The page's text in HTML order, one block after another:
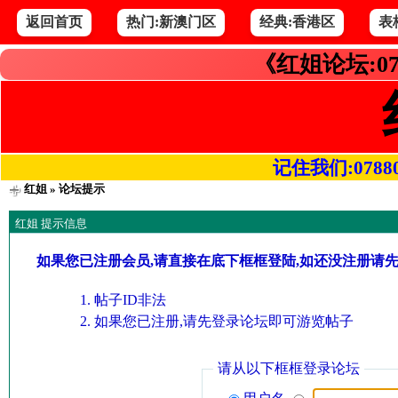
返回首页 热门:新澳门区 经典:香港区 表
《红姐论坛
记住我们
红姐» 论坛提示
红姐 提示信息
如果您已注册会员,请直接在底下框框登陆,如还没注册请
帖子ID非法
如果您已注册,请先登录论坛即可游览帖子
请从以下框框登录论坛